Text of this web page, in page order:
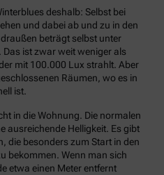
deshalb: Selbst bei
und dabei ab und zu in den
beträgt selbst unter
ist zwar weit weniger als
mit 100.000 Lux strahlt. Aber
Räumen, wo es in
ist.
in die Wohnung. Die normalen
ausreichende Helligkeit. Es gibt
die besonders zum Start in den
bekommen. Wenn man sich
etwa einen Meter entfernt